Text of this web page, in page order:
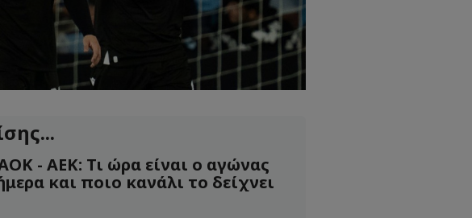
- ΑΕΚ: Τι ώρα είναι ο αγώνας
και ποιο κανάλι το δείχνει